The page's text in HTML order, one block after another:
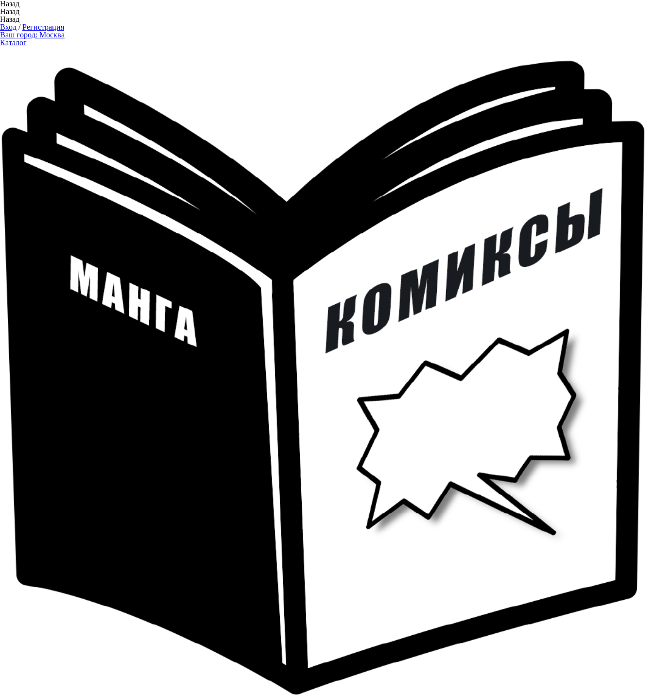
Назад
Назад
Назад
Вход /Регистрация
Ваш город: Москва
Каталог